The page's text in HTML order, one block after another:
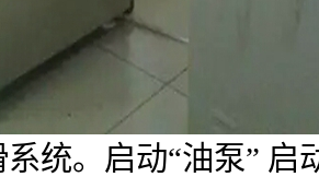
统。启动“油泵” 启